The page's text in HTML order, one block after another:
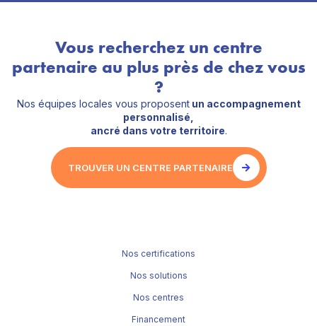
Vous recherchez un centre
partenaire au plus près de chez vous
?
Nos équipes locales vous proposentun accompagnement
personnalisé,
ancré dans votre territoire.
TROUVER UN CENTRE PARTENAIRE
Nos certifications
Nos solutions
Nos centres
Financement